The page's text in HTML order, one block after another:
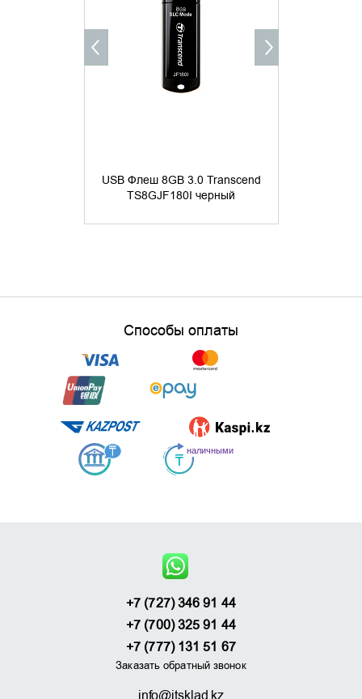
USB Флеш 8GB 3.0 Transcend
TS8GJF180I черный
Способы оплаты
+7 (727) 346 91 44
+7 (700) 325 91 44
+7 (777) 131 51 67
Заказать обратный звонок